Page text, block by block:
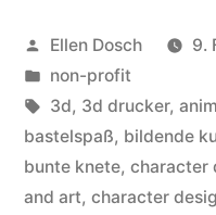
Veröffentlicht
von
Ellen Dosch
9.
Veröffentlicht
in
non-profit
Schlagwörter:
3d, 3d drucker,
bastelspaß, bildende
bunte knete, character
and art, character